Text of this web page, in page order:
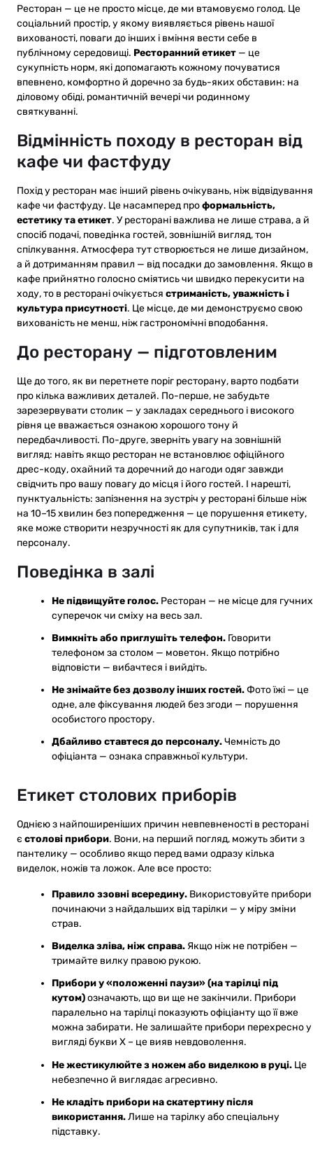
Ресторан — це не просто місце, де ми втамовуємо голод. Це
соціальний простір, у якому виявляється рівень нашої
вихованості, поваги до інших і вміння вести себе в
публічному середовищі. Ресторанний етикет — це
сукупність норм, які допомагають кожному почуватися
впевнено, комфортно й доречно за будь-яких обставин: на
діловому обіді, романтичній вечері чи родинному
святкуванні.
Відмінність походу в ресторан від
кафе чи фастфуду
Похід у ресторан має інший рівень очікувань, ніж відвідування
кафе чи фастфуду. Це насамперед проформальність,
естетику та етикет. У ресторані важлива не лише страва, а й
спосіб подачі, поведінка гостей, зовнішній вигляд, тон
спілкування. Атмосфера тут створюється не лише дизайном,
а й дотриманням правил — від посадки до замовлення. Якщо в
кафе прийнятно голосно сміятись чи швидко перекусити на
ходу, то в ресторані очікується стриманість, уважність і
культура присутності. Це місце, де ми демонструємо свою
вихованість не менш, ніж гастрономічні вподобання.
До ресторану — підготовленим
Ще до того, як ви перетнете поріг ресторану, варто подбати
про кілька важливих деталей. По-перше, не забудьте
зарезервувати столик — у закладах середнього і високого
рівня це вважається ознакою хорошого тону й
передбачливості. По-друге, зверніть увагу на зовнішній
вигляд: навіть якщо ресторан не встановлює офіційного
дрес-коду, охайний та доречний до нагоди одяг завжди
свідчить про вашу повагу до місця і його гостей. І нарешті,
пунктуальність: запізнення на зустріч у ресторані більше ніж
на 10–15 хвилин без попередження — це порушення етикету,
яке може створити незручності як для супутників, так і для
персоналу.
Поведінка в залі
Не підвищуйте голос. Ресторан — не місце для гучних
суперечок чи сміху на весь зал.
Вимкніть або приглушіть телефон. Говорити
телефоном за столом — моветон. Якщо потрібно
відповісти — вибачтеся і вийдіть.
Не знімайте без дозволу інших гостей.Фото їжі — це
одне, але фіксування людей без згоди — порушення
особистого простору.
Дбайливо ставтеся до персоналу.Чемність до
офіціанта — ознака справжньої культури.
Етикет столових приборів
Однією з найпоширеніших причин невпевненості в ресторані
є столові прибори. Вони, на перший погляд, можуть збити з
пантелику — особливо якщо перед вами одразу кілька
виделок, ножів та ложок. Але все просто:
Правило ззовні всередину. Використовуйте прибори
починаючи з найдальших від тарілки — у міру зміни
страв.
Виделка зліва, ніж справа. Якщо ніж не потрібен —
тримайте вилку правою рукою.
Прибори у «положенні паузи» (на тарілці під
кутом)означають, що ви ще не закінчили. Прибори
паралельно на тарілці показують офіціанту що її вже
можна забирати. Не залишайте прибори перехресно у
вигляді букви Х – це вияв невдоволення.
Не жестикулюйте з ножем або виделкою в руці. Це
небезпечно й виглядає агресивно.
Не кладіть прибори на скатертину після
використання.Лише на тарілку або спеціальну
підставку.